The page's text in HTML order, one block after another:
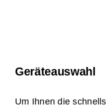
Geräteauswahl
Um Ihnen die